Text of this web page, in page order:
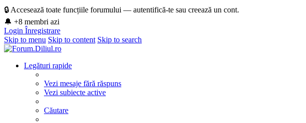
🔒 Accesează toate funcțiile forumului — autentifică-te sau creează un cont.
🔔 +8 membri azi
Login Înregistrare
Skip to menu Skip to content Skip to search
Legături rapide
Vezi mesaje fără răspuns
Vezi subiecte active
Căutare